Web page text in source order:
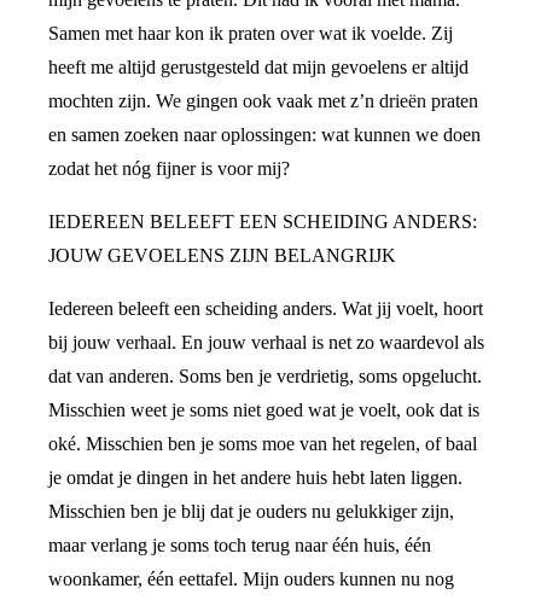
Samen met haar kon ik praten over wat ik voelde. Zij
heeft me altijd gerustgesteld dat mijn gevoelens er altijd
mochten zijn. We gingen ook vaak met z’n drieën praten
en samen zoeken naar oplossingen: wat kunnen we doen
zodat het nóg fijner is voor mij?
IEDEREEN BELEEFT EEN SCHEIDING ANDERS:
JOUW GEVOELENS ZIJN BELANGRIJK
Iedereen beleeft een scheiding anders. Wat jij voelt, hoort
bij jouw verhaal. En jouw verhaal is net zo waardevol als
dat van anderen. Soms ben je verdrietig, soms opgelucht.
Misschien weet je soms niet goed wat je voelt, ook dat is
oké. Misschien ben je soms moe van het regelen, of baal
je omdat je dingen in het andere huis hebt laten liggen.
Misschien ben je blij dat je ouders nu gelukkiger zijn,
maar verlang je soms toch terug naar één huis, één
woonkamer, één eettafel. Mijn ouders kunnen nu nog